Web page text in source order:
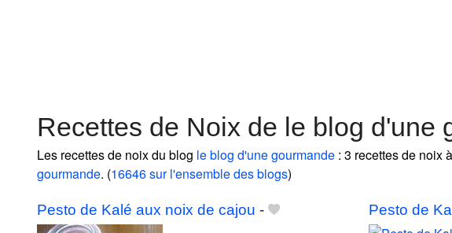
Recettes de Noix de le blog d'une
Les recettes de noix du blog le blog d'une gourmande : 3 recettes de noix
gourmande. (16646 sur l'ensemble des blogs)
Pesto de Kalé aux noix de cajou -
Pesto de